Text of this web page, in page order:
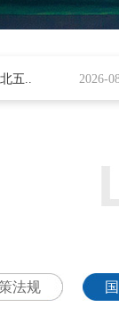
2026-08-
..
法规